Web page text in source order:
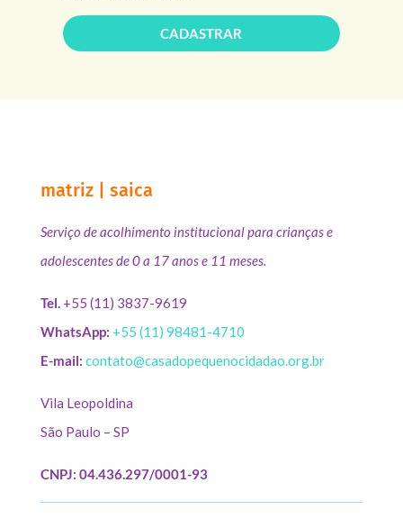
CADASTRAR
matriz | saica
Serviço de acolhimento institucional para crianças e
adolescentes de 0 a 17 anos e 11 meses.
Tel.+55 (11) 3837-9619
WhatsApp: +55 (11) 98481-4710
E-mail: contato@casadopequenocidadao.org.br
Vila Leopoldina
São Paulo – SP
CNPJ: 04.436.297/0001-93